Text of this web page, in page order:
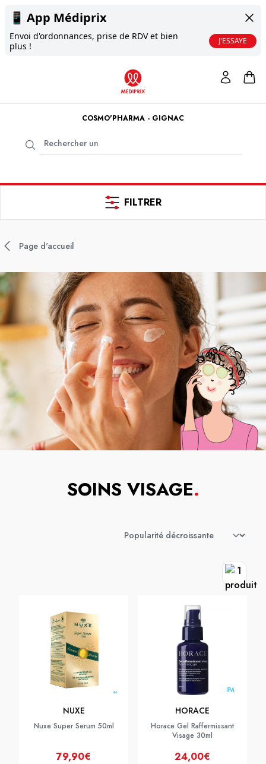
📱 App Médiprix
Envoi d'ordonnances, prise de RDV et bien
plus !
J'ESSAYE
COSMO'PHARMA - GIGNAC
FILTRER
Page d'accueil
SOINS VISAGE.
NUXE
Nuxe Super Serum 50ml
79,90€
HORACE
Horace Gel Raffermissant
Visage 30ml
24,00€